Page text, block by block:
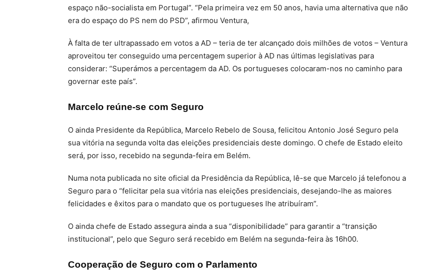
espaço não-socialista em Portugal”. “Pela primeira vez em 50 anos, havia uma alternativa que não
era do espaço do PS nem do PSD”, afirmou Ventura,
À falta de ter ultrapassado em votos a AD – teria de ter alcançado dois milhões de votos – Ventura
aproveitou ter conseguido uma percentagem superior à AD nas últimas legislativas para
considerar: “Superámos a percentagem da AD. Os portugueses colocaram-nos no caminho para
governar este país”.
Marcelo reúne-se com Seguro
O ainda Presidente da República, Marcelo Rebelo de Sousa, felicitou Antonio José Seguro pela
sua vitória na segunda volta das eleições presidenciais deste domingo. O chefe de Estado eleito
será, por isso, recebido na segunda-feira em Belém.
Numa nota publicada no site oficial da Presidência da República, lê-se que Marcelo já telefonou a
Seguro para o “felicitar pela sua vitória nas eleições presidenciais, desejando-lhe as maiores
felicidades e êxitos para o mandato que os portugueses lhe atribuíram”.
O ainda chefe de Estado assegura ainda a sua “disponibilidade” para garantir a “transição
institucional”, pelo que Seguro será recebido em Belém na segunda-feira às 16h00.
Cooperação de Seguro com o Parlamento